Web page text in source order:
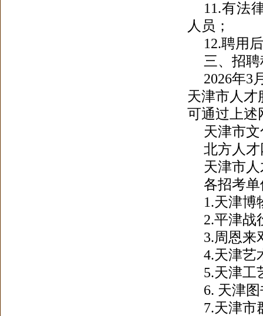
11.有法
人员 ；
12.聘用
三、招
2026年3
天津市人才
可通过上述
天津市
北方人才
天津市人
各招考
1.天津博
2.平津战
3.周恩来
4.天津艺
5.天津工
6. 天津
7.天津市